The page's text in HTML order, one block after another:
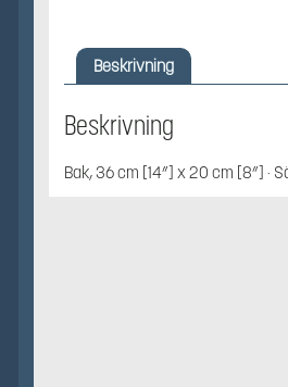
Beskrivning
Beskrivning
Bak, 36 cm [14”] x 20 cm [8”] ·